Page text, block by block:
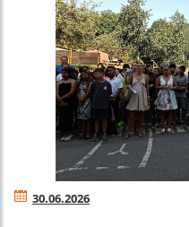
30.06.2026